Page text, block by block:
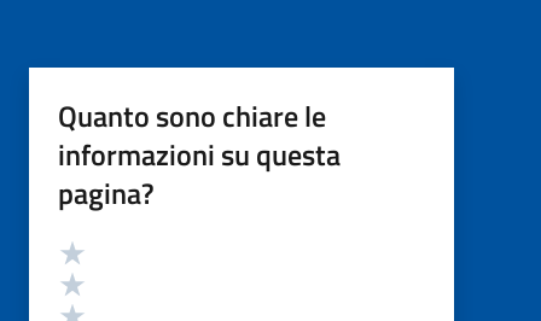
Quanto sono chiare le
informazioni su questa
pagina?
Valutazione